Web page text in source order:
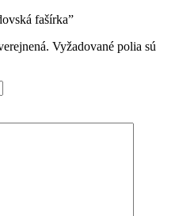
fašírka”
Vyžadované polia sú